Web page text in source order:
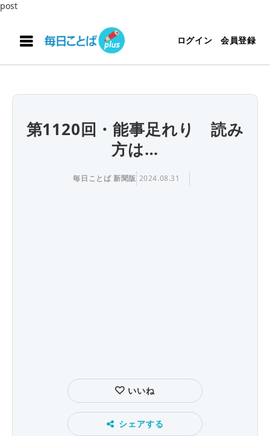
post
ログイン 会員登録
第1120回・能事足れり 読み
方は…
毎日ことば 新聞版 2024.08.31
いいね
シェアする